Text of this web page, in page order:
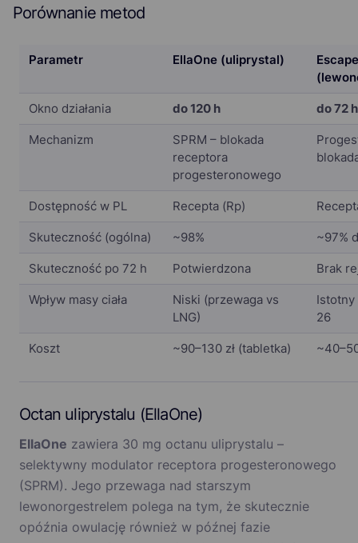
Porównanie metod
Parametr EllaOne (uliprystal)
Okno działania do 120 h do 72 h
Mechanizm
SPRM – blokada
receptora
progesteronowego
Dostępność w PL Recepta (Rp)
Skuteczność (ogólna) ~98% ~97%
Skuteczność po 72 h Potwierdzona Brak
Wpływ masy ciała
Niski (przewaga vs
LNG)
Istotny
26
Koszt ~90–130 zł (tabletka)
Octan uliprystalu (EllaOne)
EllaOne zawiera 30 mg octanu uliprystalu –
selektywny modulator receptora progesteronowego
(SPRM). Jego przewaga nad starszym
lewonorgestrelem polega na tym, że skutecznie
opóźnia owulację również w późnej fazie